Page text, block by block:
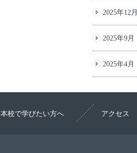
2025年12月
2025年9月
2025年4月
本校で学びたい方へ アクセス